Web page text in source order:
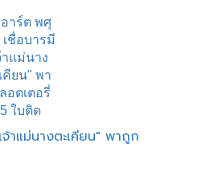
าแม่นางตะเคียน" พาถูก